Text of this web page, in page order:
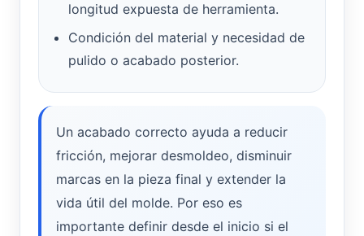
longitud expuesta de herramienta.
Condición del material y necesidad de
pulido o acabado posterior.
Un acabado correcto ayuda a reducir
fricción, mejorar desmoldeo, disminuir
marcas en la pieza final y extender la
vida útil del molde. Por eso es
importante definir desde el inicio si el